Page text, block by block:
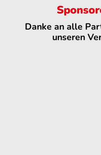
Danke an alle
unseren